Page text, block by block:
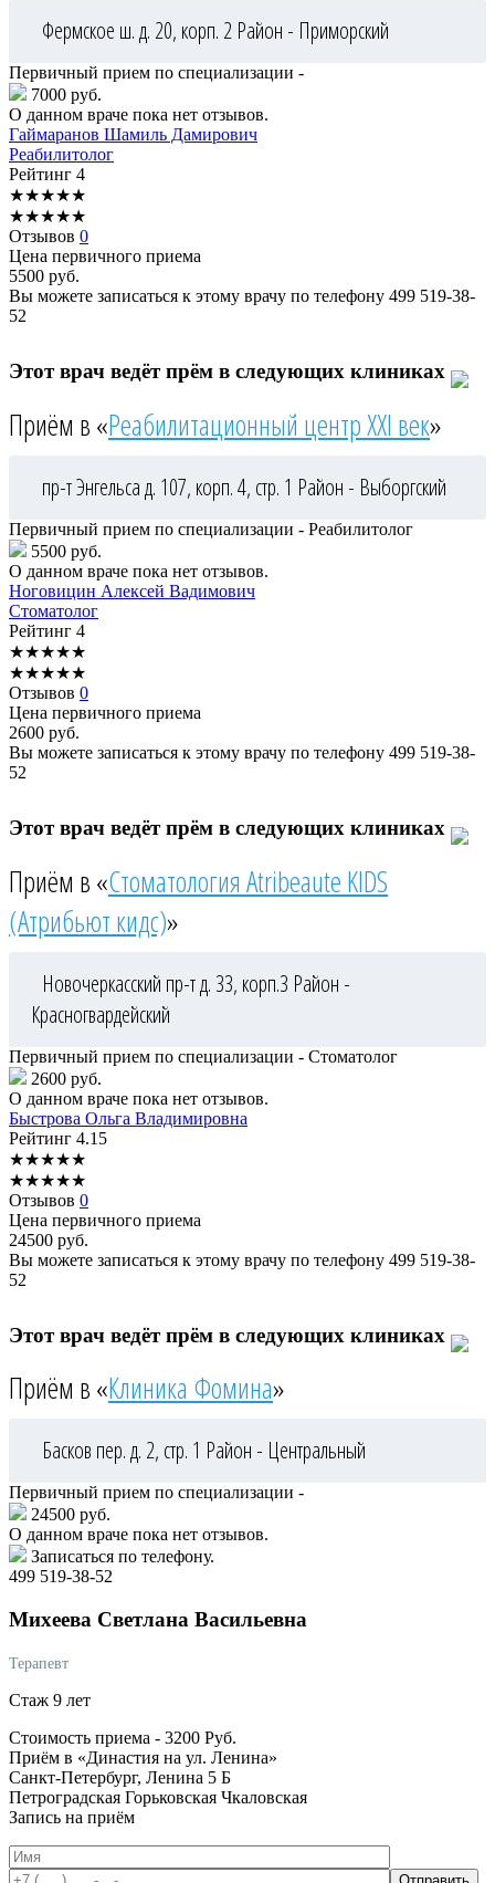
Фермское ш. д. 20, корп. 2 Район - Приморский
Первичный прием по специализации -
7000 руб.
О данном враче пока нет отзывов.
Гаймаранов Шамиль Дамирович
Реабилитолог
Рейтинг 4
★★★★★
★★★★★
Отзывов 0
Цена первичного приема
5500 руб.
Вы можете записаться к этому врачу по телефону 499 519-38-
52
Этот врач ведёт прём в следующих клиниках
Приём в «Реабилитационный центр XXI век»
пр-т Энгельса д. 107, корп. 4, стр. 1 Район - Выборгский
Первичный прием по специализации - Реабилитолог
5500 руб.
О данном враче пока нет отзывов.
Ноговицин Алексей Вадимович
Стоматолог
Рейтинг 4
★★★★★
★★★★★
Отзывов 0
Цена первичного приема
2600 руб.
Вы можете записаться к этому врачу по телефону 499 519-38-
52
Этот врач ведёт прём в следующих клиниках
Приём в «Стоматология Atribeaute KIDS
(Атрибьют кидс)»
Новочеркасский пр-т д. 33, корп.3 Район -
Красногвардейский
Первичный прием по специализации - Стоматолог
2600 руб.
О данном враче пока нет отзывов.
Быстрова Ольга Владимировна
Рейтинг 4.15
★★★★★
★★★★★
Отзывов 0
Цена первичного приема
24500 руб.
Вы можете записаться к этому врачу по телефону 499 519-38-
52
Этот врач ведёт прём в следующих клиниках
Приём в «Клиника Фомина»
Басков пер. д. 2, стр. 1 Район - Центральный
Первичный прием по специализации -
24500 руб.
О данном враче пока нет отзывов.
Записаться по телефону.
499 519-38-52
Михеева Светлана Васильевна
Терапевт
Стаж 9 лет
Стоимость приема - 3200 Руб.
Приём в «Династия на ул. Ленина»
Санкт-Петербург, Ленина 5 Б
Петроградская Горьковская Чкаловская
Запись на приём